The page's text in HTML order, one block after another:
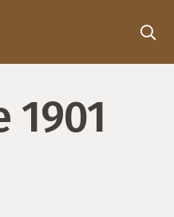
1901